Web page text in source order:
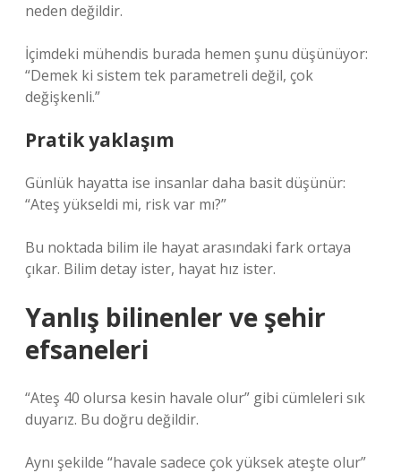
neden değildir.
İçimdeki mühendis burada hemen şunu düşünüyor:
“Demek ki sistem tek parametreli değil, çok
değişkenli.”
Pratik yaklaşım
Günlük hayatta ise insanlar daha basit düşünür:
“Ateş yükseldi mi, risk var mı?”
Bu noktada bilim ile hayat arasındaki fark ortaya
çıkar. Bilim detay ister, hayat hız ister.
Yanlış bilinenler ve şehir
efsaneleri
“Ateş 40 olursa kesin havale olur” gibi cümleleri sık
duyarız. Bu doğru değildir.
Aynı şekilde “havale sadece çok yüksek ateşte olur”